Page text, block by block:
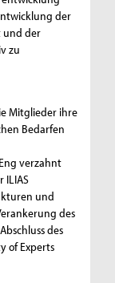
der
und der
zu
Mitglieder ihre
Bedarfen
verzahnt
ILIAS
und
des
des
of Experts